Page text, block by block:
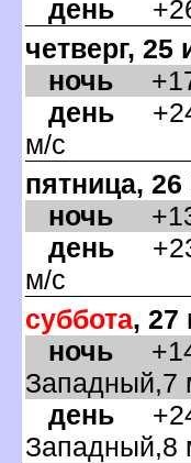
день
четверг, 25
ночь
день
м/с
пятница,
ночь
день
м/с
суббота, 27
ночь
Западный,7
день
Западный,8